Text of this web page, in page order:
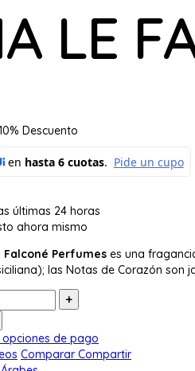
LE
Descuento
últimas 24 horas
ahora mismo
Falconé Perfumes es una
las Notas de Corazón son
opciones de pago
CompararCompartir